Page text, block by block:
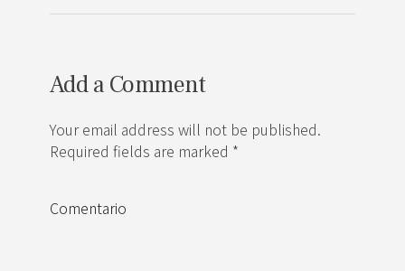
Add a Comment
Your email address will not be published.
Required fields are marked *
Comentario